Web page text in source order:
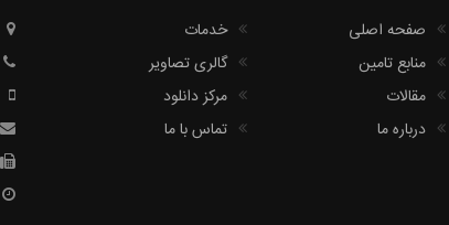
صفحه اصلی
خدمات
منابع تامین
گالری تصاویر
مقالات
مرکز دانلود
درباره ما
تماس با ما